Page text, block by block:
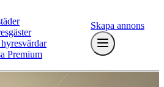
Premium
Skapa annons